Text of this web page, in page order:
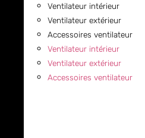
Ventilateur intérieur
Ventilateur extérieur
Accessoires ventilateur
Ventilateur intérieur
Ventilateur extérieur
Accessoires ventilateur